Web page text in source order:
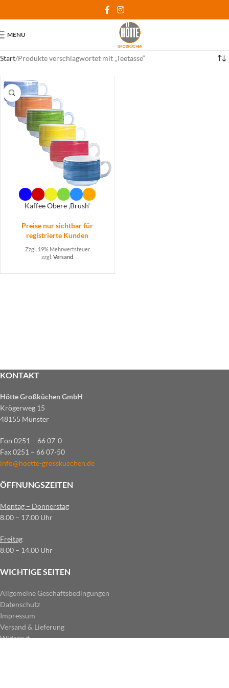
MENU
Start Produkte verschlagwortet mit „Teetasse“
Kaffee Obere ‚Brush‘
Preise nur sichtbar für
registrierte Kunden
Zzgl. 19% Mehrwertsteuer
zzgl.Versand
KONTAKT
Hötte Großküchen GmbH
Krögerweg 15
48155 Münster
Fon 0251 – 66 07-0
Fax 0251 – 66 07-50
info@hoette-grosskuechen.de
ÖFFNUNGSZEITEN
Montag – Donnerstag
8.00 – 17.00 Uhr
Freitag
8.00 – 14.00 Uhr
WICHTIGE SEITEN
Allgemeine Geschäftsbedingungen
Datenschutz
Impressum
Versand & Lieferung
Widerruf